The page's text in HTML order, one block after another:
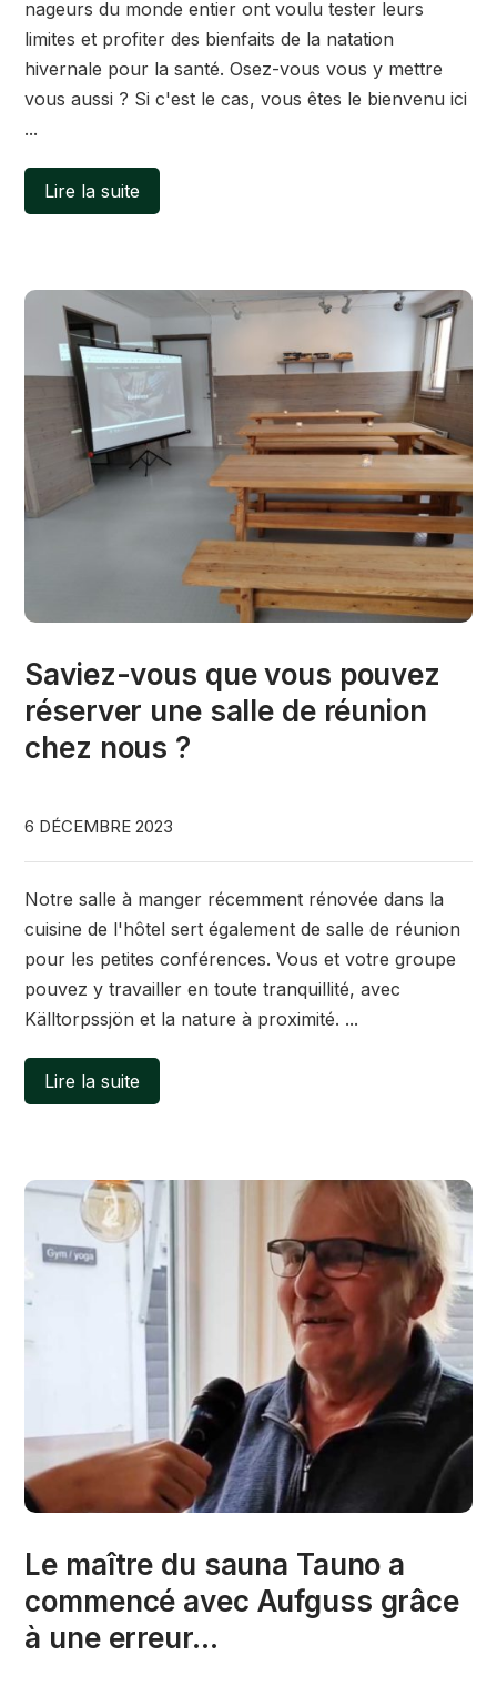
nageurs du monde entier ont voulu tester leurs
limites et profiter des bienfaits de la natation
hivernale pour la santé. Osez-vous vous y mettre
vous aussi ? Si c'est le cas, vous êtes le bienvenu ici
...
Lire la suite
Saviez-vous que vous pouvez
réserver une salle de réunion
chez nous ?
6 DÉCEMBRE 2023
Notre salle à manger récemment rénovée dans la
cuisine de l'hôtel sert également de salle de réunion
pour les petites conférences. Vous et votre groupe
pouvez y travailler en toute tranquillité, avec
Källtorpssjön et la nature à proximité. ...
Lire la suite
Le maître du sauna Tauno a
commencé avec Aufguss grâce
à une erreur...